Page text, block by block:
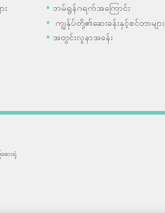
း
ဘမ်ရွန်ဂရက်အကြောင်း
ကျွန်ုပ်တို့၏ဆေးခန်းနှင့်စင်တာများ
အတွင်းလူနာအခန်း
ေးရုံ